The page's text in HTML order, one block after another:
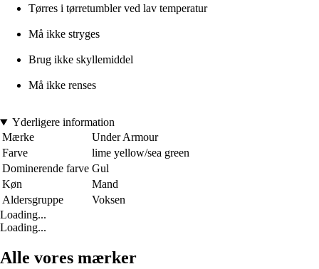
Tørres i tørretumbler ved lav temperatur
Må ikke stryges
Brug ikke skyllemiddel
Må ikke renses
Yderligere information
Mærke
Under Armour
Farve
lime yellow/sea green
Dominerende farve Gul
Køn
Mand
Aldersgruppe
Voksen
Loading...
Loading...
Alle vores mærker